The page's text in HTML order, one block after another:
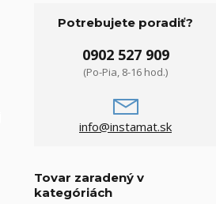
Potrebujete poradiť?
0902 527 909
(Po-Pia, 8-16 hod.)
info@instamat.sk
Tovar zaradený v
kategóriách